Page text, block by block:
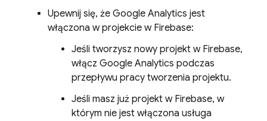
Upewnij się, że Google Analytics jest
włączona w projekcie w Firebase:
Jeśli tworzysz nowy projekt w Firebase,
włącz Google Analytics podczas
przepływu pracy tworzenia projektu.
Jeśli masz już projekt w Firebase, w
którym nie jest włączona usługa